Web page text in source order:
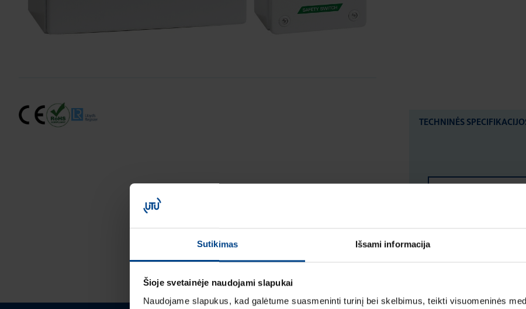
Sutikimas Išsami informacija
Šioje svetainėje naudojami slapukai
Naudojame slapukus, kad galėtume suasmeninti turinį bei skelbimus, teikti visuomeninės
TECHNINĖS